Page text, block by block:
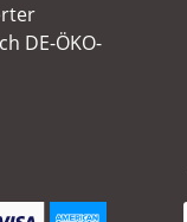
DE-ÖKO-